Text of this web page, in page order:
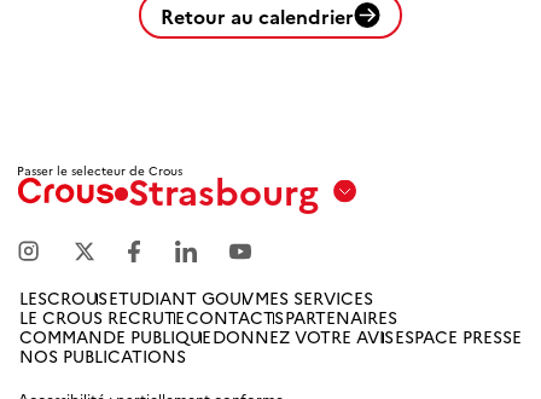
Retour au calendrier
Passer le selecteur de CrousStrasbourg
Marseille
Amiens
Picardie
LESCROUSETUDIANT GOUVMES SERVICES
LE CROUS RECRUTECONTACTSPARTENAIRES
COMMANDE PUBLIQUEDONNEZ VOTRE AVISESPACE PRESSE
NOS PUBLICATIONS